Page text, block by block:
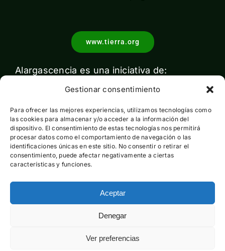
Gestionar consentimiento
Para ofrecer las mejores experiencias, utilizamos tecnologías como
las cookies para almacenar y/o acceder a la información del
dispositivo. El consentimiento de estas tecnologías nos permitirá
procesar datos como el comportamiento de navegación o las
identificaciones únicas en este sitio. No consentir o retirar el
consentimiento, puede afectar negativamente a ciertas
características y funciones.
Aceptar
Denegar
Ver preferencias
www.tierra.org
Alargascencia es una iniciativa de:
Con el apoyo de:
Esta actividad ha sido financiada por el Ministerio para la